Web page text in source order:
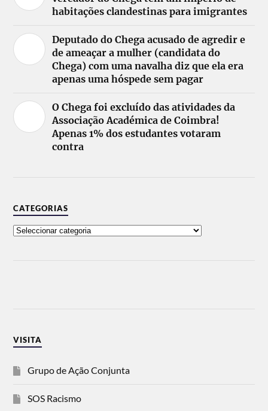
habitações clandestinas para imigrantes
Deputado do Chega acusado de agredir e
de ameaçar a mulher (candidata do
Chega) com uma navalha diz que ela era
apenas uma hóspede sem pagar
O Chega foi excluído das atividades da
Associação Académica de Coimbra!
Apenas 1% dos estudantes votaram
contra
CATEGORIAS
VISITA
Grupo de Ação Conjunta
SOS Racismo